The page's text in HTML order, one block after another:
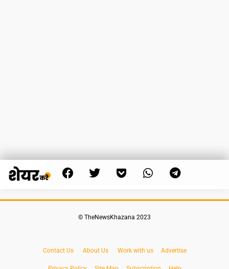
© TheNewsKhazana 2023
Contact Us About Us Work with us Advertise